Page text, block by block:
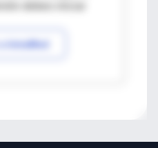
IntraMed